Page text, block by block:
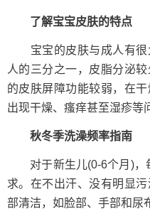
了解宝宝皮肤的特点
宝宝的皮肤与成人有很
人的三分之一，皮脂分泌
的皮肤屏障功能较弱，在
出现干燥、瘙痒甚至湿疹等
秋冬季洗澡频率指南
对于新生儿(0-6个月)，
求。在不出汗、没有明显
部清洁，如脸部、手部和尿